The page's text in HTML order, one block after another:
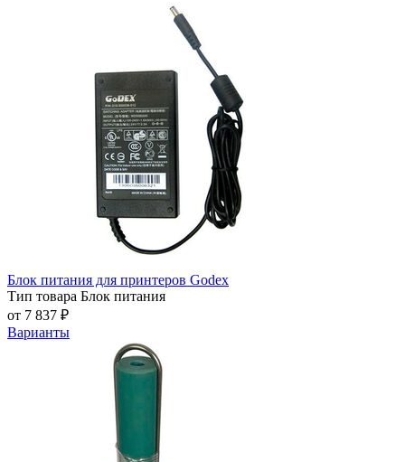
Блок питания для принтеров Godex
Тип товара Блок питания
от 7 837 ₽
Варианты